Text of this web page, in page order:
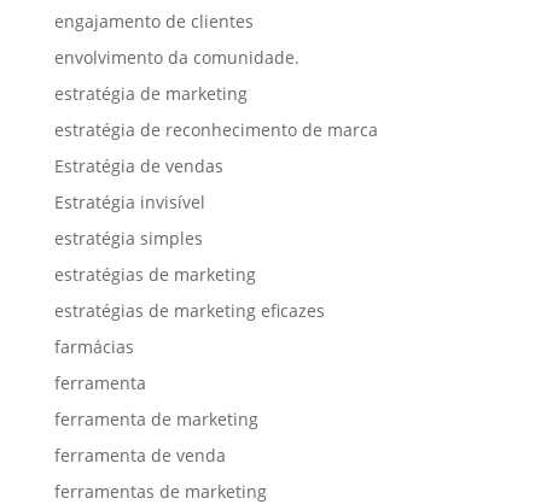
engajamento de clientes
envolvimento da comunidade.
estratégia de marketing
estratégia de reconhecimento de marca
Estratégia de vendas
Estratégia invisível
estratégia simples
estratégias de marketing
estratégias de marketing eficazes
farmácias
ferramenta
ferramenta de marketing
ferramenta de venda
ferramentas de marketing